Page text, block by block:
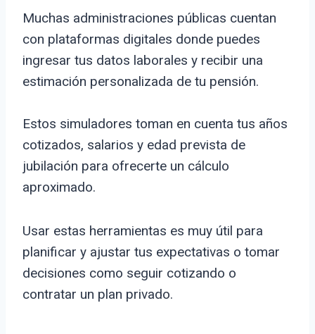
Muchas administraciones públicas cuentan
con plataformas digitales donde puedes
ingresar tus datos laborales y recibir una
estimación personalizada de tu pensión.
Estos simuladores toman en cuenta tus años
cotizados, salarios y edad prevista de
jubilación para ofrecerte un cálculo
aproximado.
Usar estas herramientas es muy útil para
planificar y ajustar tus expectativas o tomar
decisiones como seguir cotizando o
contratar un plan privado.